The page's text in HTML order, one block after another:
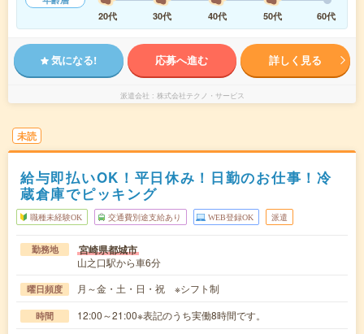
20代
30代 40代 50代 60代
気になる! 応募へ進む 詳しく見る
派遣会社 株式会社テクノ・サービス
未読
給与即払いOK！平日休み！日勤のお仕事！冷
蔵倉庫でピッキング
職種未経験OK 交通費別途支給あり WEB登録OK 派遣
勤務地 宮崎県都城市
山之口駅から車6分
曜日頻度 月～金・土・日・祝 ※シフト制
時間 12:00～21:00※表記のうち実働8時間です。